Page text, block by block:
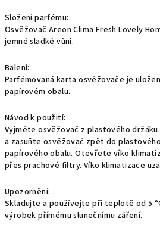
Složení parfému:
Osvěžovač Areon Clima Fresh Lovely
jemné sladké vůni.
Balení:
Parfémovaná karta osvěžovače je
papírovém obalu.
Návod k použití:
Vyjměte osvěžovač z plastového
a zasuňte osvěžovač zpět do
papírového obalu. Otevřete víko
přes prachové filtry. Víko klimatizace
Upozornění:
Skladujte a používejte při teplotě od 5
výrobek přímému slunečnímu záření.